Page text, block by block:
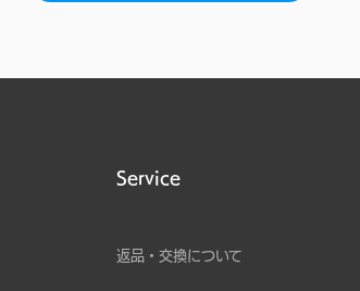
Service
返品・交換について